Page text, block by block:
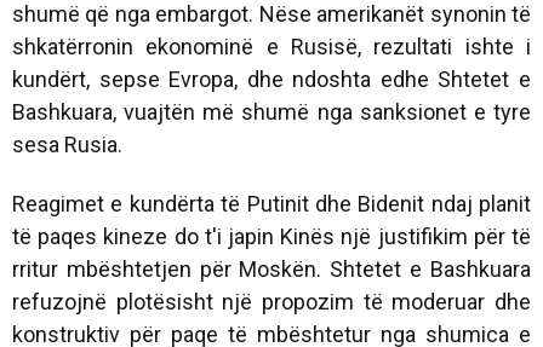
shumë që nga embargot. Nëse amerikanët synonin të
shkatërronin ekonominë e Rusisë, rezultati ishte i
kundërt, sepse Evropa, dhe ndoshta edhe Shtetet e
Bashkuara, vuajtën më shumë nga sanksionet e tyre
sesa Rusia.
Reagimet e kundërta të Putinit dhe Bidenit ndaj planit
të paqes kineze do t'i japin Kinës një justifikim për të
rritur mbështetjen për Moskën. Shtetet e Bashkuara
refuzojnë plotësisht një propozim të moderuar dhe
konstruktiv për paqe të mbështetur nga shumica e